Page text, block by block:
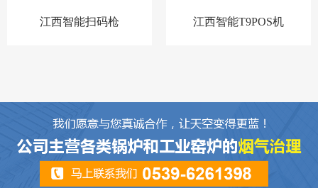
江西智能扫码枪 江西智能T9POS机